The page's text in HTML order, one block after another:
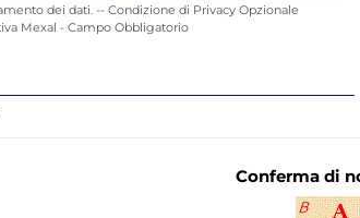
dei dati. -- Condizione di Privacy Opzionale
Mexal - Campo Obbligatorio
Conferma di